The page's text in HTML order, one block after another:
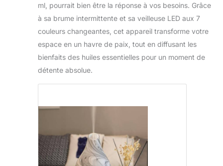
ml, pourrait bien être la réponse à vos besoins. Grâce
à sa brume intermittente et sa veilleuse LED aux 7
couleurs changeantes, cet appareil transforme votre
espace en un havre de paix, tout en diffusant les
bienfaits des huiles essentielles pour un moment de
détente absolue.